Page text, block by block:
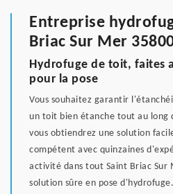
Entreprise
Briac Sur Mer
Hydrofuge de toit, faites
pour la pose
Vous souhaitez garantir
un toit bien étanche tout au long
vous obtiendrez une solution
compétent avec quinzaines
activité dans tout Saint Briac Sur
solution sûre en pose